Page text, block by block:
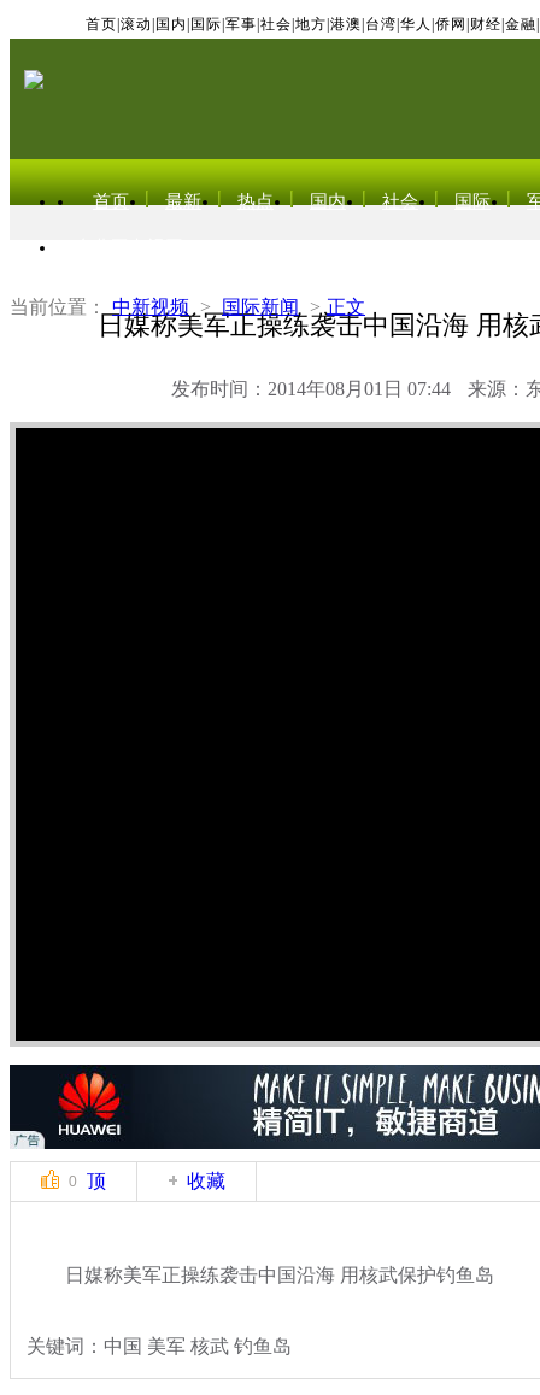
首页 滚动 国内 国际 军事 社会 地方 港澳 台湾 华人 侨网 财经 金融
首页 最新 热点 国内 社会 国际
当前位置： 中新视频 > 国际新闻 > 正文
日媒称美军正操练袭击中国沿海 用核
发布时间：2014年08月01日 07:44 来源：
0 顶 收藏
日媒称美军正操练袭击中国沿海 用核武保护钓鱼岛
关键词：中国 美军 核武 钓鱼岛